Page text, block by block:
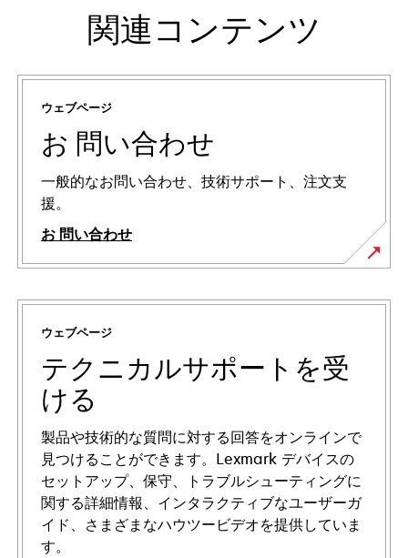
関連コンテンツ
ウェブページ
お 問い合わせ
一般的なお問い合わせ、技術サポート、注文支
援。
お 問い合わせ
ウェブページ
テクニカルサポートを受
ける
製品や技術的な質問に対する回答をオンラインで
見つけることができます。Lexmark デバイスの
セットアップ、保守、トラブルシューティングに
関する詳細情報、インタラクティブなユーザーガ
イド、さまざまなハウツービデオを提供していま
す。